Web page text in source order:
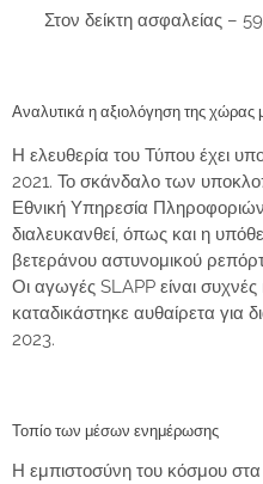
Στον δείκτη ασφαλείας –
Αναλυτικά η αξιολόγηση της χώρας
Η ελευθερία του Τύπου έχει
2021. Το σκάνδαλο των
Εθνική Υπηρεσία
διαλευκανθεί, όπως και η
βετεράνου αστυνομικού
Οι αγωγές SLAPP είναι
καταδικάστηκε αυθαίρετα
2023.
Τοπίο των μέσων ενημέρωσης
Η εμπιστοσύνη του κόσμου